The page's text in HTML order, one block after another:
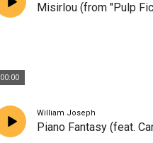
00:00
William Joseph